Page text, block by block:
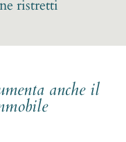
ristretti
anche il